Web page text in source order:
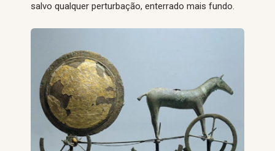
salvo qualquer perturbação, enterrado mais fundo.